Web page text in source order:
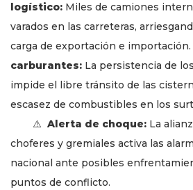
logístico: Miles de camiones
varados en las carreteras,
carga de exportación e
carburantes: La persistencia de
impide el libre tránsito de las
escasez de combustibles en los
⚠️ Alerta de choque: La
choferes y gremiales activa las
nacional ante posibles
puntos de conflicto.